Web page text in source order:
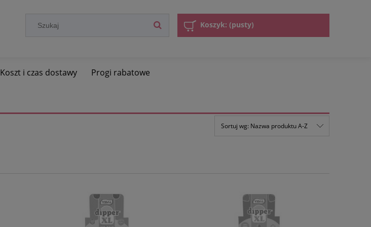
Koszyk: (pusty)
Koszt i czas dostawy Progi rabatowe
Sortuj wg: Nazwa produktu A-Z